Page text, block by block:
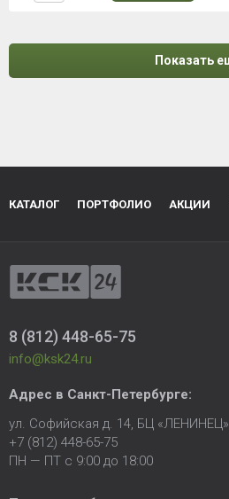
Показать
КАТАЛОГ ПОРТФОЛИО АКЦИИ
8 (812) 448-65-75
info@ksk24.ru
Адрес в Санкт-Петербурге:
ул. Софийская д. 14, БЦ
+7 (812) 448-65-75
ПН — ПТ с 9:00 до 18:00